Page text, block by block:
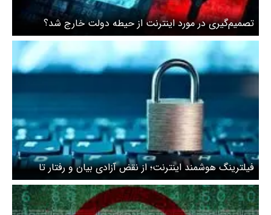
تصمیم‌گیری در مورد اینترنت از حیطه دولت خارج شد؟
فیلترینگ هوشمند اینترنت؛ از نقض آزادی بیان و رفتار تا
هتک کامل کرامت انسانی